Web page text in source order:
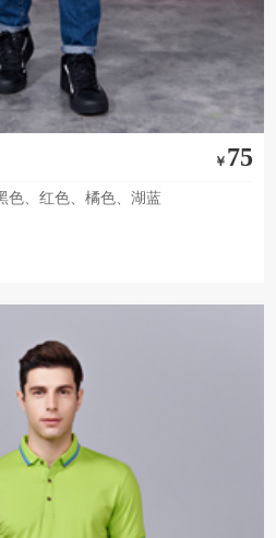
￥ 75
色、红色、橘色、湖蓝